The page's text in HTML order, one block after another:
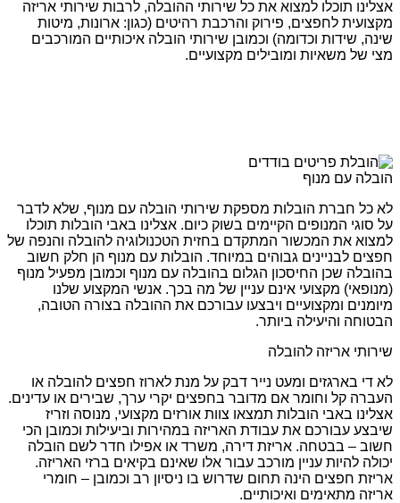
אצלינו תוכלו למצוא את כל שירותי ההובלה, לרבות שירותי אריזה
מקצועית לחפצים, פירוק והרכבת רהיטים (כגון: ארונות, מיטות
שינה, שידות וכדומה) וכמובן שירותי הובלה איכותיים המורכבים
מצי של משאיות ומובילים מקצועיים.
הובלה עם מנוף
לא כל חברת הובלות מספקת שירותי הובלה עם מנוף, שלא לדבר
על סוגי המנופים הקיימים בשוק כיום. אצלינו באבי הובלות תוכלו
למצוא את המכשור המתקדם בחזית הטכנולוגיה להובלה והנפה של
חפצים לבניינים גבוהים במיוחד. הובלות עם מנוף הן חלק חשוב
בהובלה שכן החיסכון הגלום בהובלה עם מנוף וכמובן מפעיל מנוף
(מנופאי) מקצועי אינם עניין של מה בכך. אנשי המקצוע שלנו
מיומנים ומקצועיים ויבצעו עבורכם את ההובלה בצורה הטובה,
הבטוחה והיעילה ביותר.
שירותי אריזה להובלה
לא די בארגזים ומעט נייר דבק על מנת לארוז חפצים להובלה או
העברה קל וחומר אם מדובר בחפצים יקרי ערך, שבירים או עדינים.
אצלינו באבי הובלות תמצאו צוות אורזים מקצועי, מנוסה וזריז
שיבצע עבורכם את עבודת האריזה במהירות וביעילות וכמובן הכי
חשוב – בבטחה. אריזת דירה, משרד או אפילו חדר לשם הובלה
יכולה להיות עניין מורכב עבור אלו שאינם בקיאים ברזי האריזה.
אריזת חפצים הינה תחום שדרוש בו ניסיון רב וכמובן – חומרי
אריזה מתאימים ואיכותיים.